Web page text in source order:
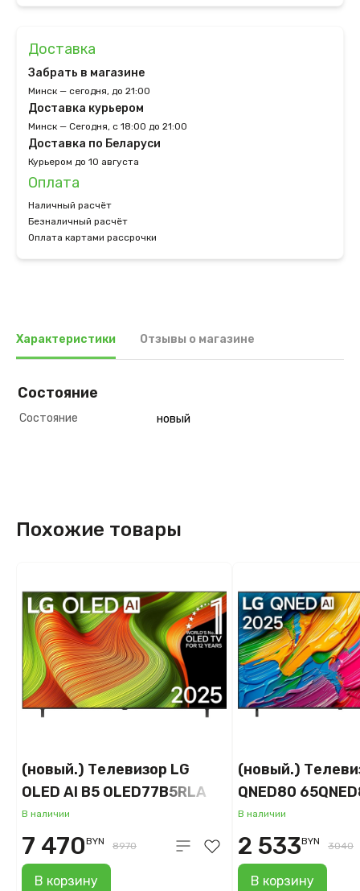
Доставка
Забрать в магазине
Минск — сегодня, до 21:00
Доставка курьером
Минск — Сегодня, с 18:00 до 21:00
Доставка по Беларуси
Курьером до 10 августа
Оплата
Наличный расчёт
Безналичный расчёт
Оплата картами рассрочки
Характеристики Отзывы о магазине
Состояние
Состояние новый
Похожие товары
(новый.) Телевизор LG
OLED AI B5 OLED77B5RLA
В наличии
В корзину
7 470BYN 8970
(новый.)
QNED80
В наличии
В корзину
2 533BYN 3040